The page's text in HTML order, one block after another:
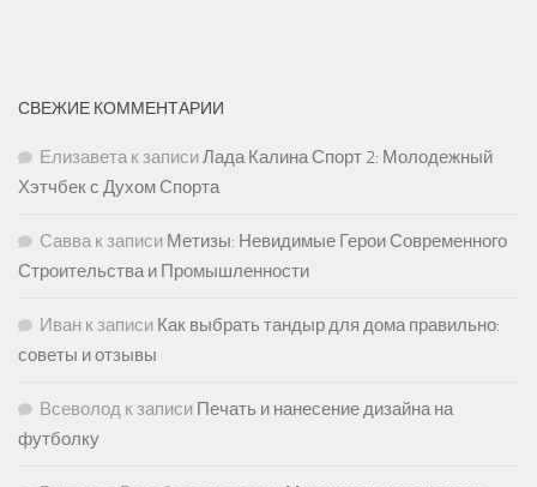
СВЕЖИЕ КОММЕНТАРИИ
Елизаветак записиЛада Калина Спорт 2: Молодежный
Хэтчбек с Духом Спорта
Саввак записи Метизы: Невидимые Герои Современного
Строительства и Промышленности
Иван к записи Как выбрать тандыр для дома правильно:
советы и отзывы
Всеволод к записи Печать и нанесение дизайна на
футболку